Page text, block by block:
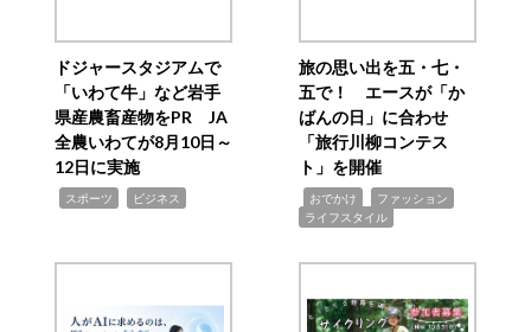
ドジャースタジアムで
「いわて牛」など岩手
県産農畜産物をPR JA
全農いわてが8月10日～
12日に実施
スポーツ ビジネス
旅の思い出を五・七・
五で！ エースが「か
ばんの日」に合わせ
「旅行川柳コンテス
ト」を開催
おでかけ ファッション
ライフスタイル